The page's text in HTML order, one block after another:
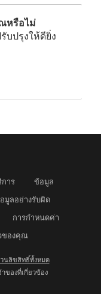
หรือไม่
บปรุงให้ดียิ่ง
าร
ข้อมูล
มูลอย่างรับผิด
การกำหนดค่า
ของคุณ
วนลิขสิทธิ์ทั้งหมด
าของที่เกี่ยวข้อง